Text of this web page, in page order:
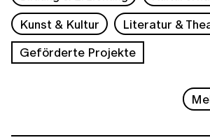
Kunst & Kultur
Literatur &
Geförderte Projekte